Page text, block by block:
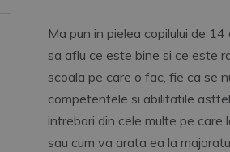
Ma pun in pielea copilului de
sa aflu ce este bine si ce este
scoala pe care o fac, fie ca se
competentele si abilitatile
intrebari din cele multe pe
sau cum va arata ea la